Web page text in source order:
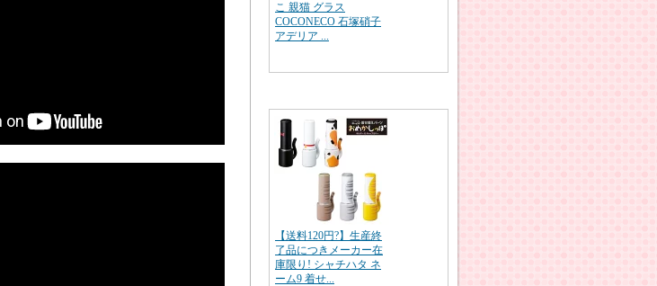
こ 親猫 グラス
COCONECO 石塚硝子
アデリア ...
【送料120円?】生産終
了品につきメーカー在
庫限り! シャチハタ ネ
ーム9 着せ...